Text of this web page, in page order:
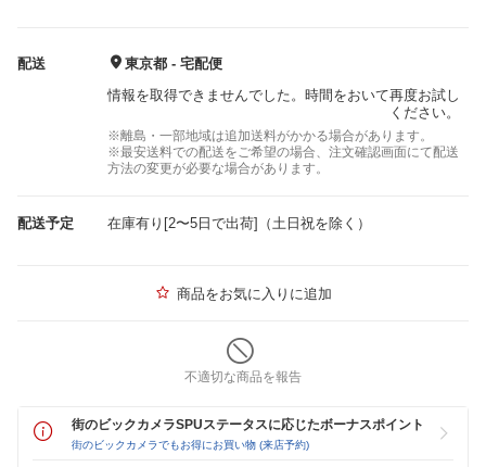
配送
東京都 - 宅配便
情報を取得できませんでした。時間をおいて再度お試し
ください。
※離島・一部地域は追加送料がかかる場合があります。
※最安送料での配送をご希望の場合、注文確認画面にて配送
方法の変更が必要な場合があります。
配送予定 在庫有り[2〜5日で出荷]（土日祝を除く）
商品をお気に入りに追加
不適切な商品を報告
街のビックカメラSPUステータスに応じたボーナスポイント
街のビックカメラでもお得にお買い物 (来店予約)